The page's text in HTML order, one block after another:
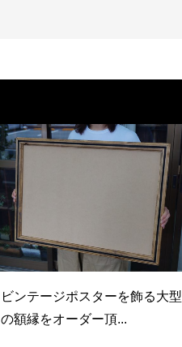
ビンテージポスターを飾る大型
の額縁をオーダー頂...